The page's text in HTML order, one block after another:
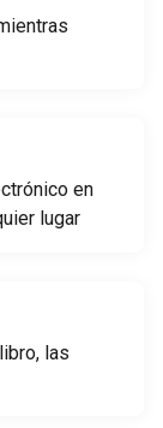
en
lugar
las